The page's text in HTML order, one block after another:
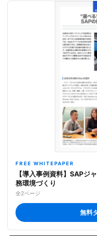
FREE WHITEPAPER
【導入事例資料】SAPジ
務環境づくり
全2ページ
無料